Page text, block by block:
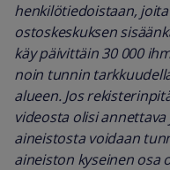
henkilötiedoistaan,
ostoskeskuksen
käy päivittäin 30 000
noin tunnin
alueen. Jos
videosta olisi annettava
aineistosta voidaan
aineiston kyseinen osa